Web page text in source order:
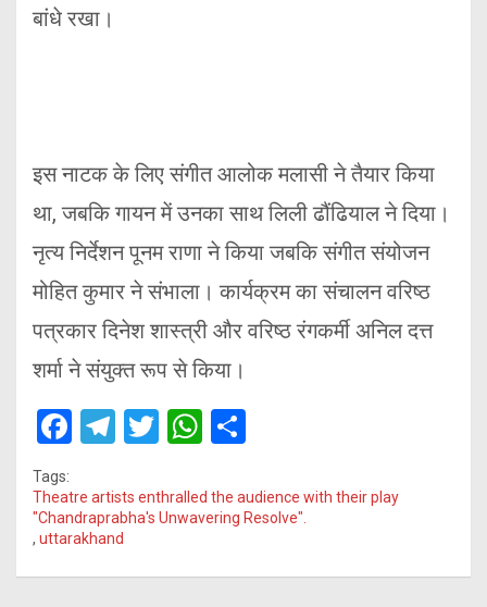
बांधे रखा।
इस नाटक के लिए संगीत आलोक मलासी ने तैयार किया
था, जबकि गायन में उनका साथ लिली ढौंढियाल ने दिया।
नृत्य निर्देशन पूनम राणा ने किया जबकि संगीत संयोजन
मोहित कुमार ने संभाला। कार्यक्रम का संचालन वरिष्ठ
पत्रकार दिनेश शास्त्री और वरिष्ठ रंगकर्मी अनिल दत्त
शर्मा ने संयुक्त रूप से किया।
F
ce
b
T
e
gr
T
tt
er
W
at
s
ar
e
Tags:
Theatre artists enthralled the audience with their play
"Chandraprabha's Unwavering Resolve".
, uttarakhand